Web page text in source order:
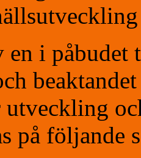
en i
utveckling
på följande